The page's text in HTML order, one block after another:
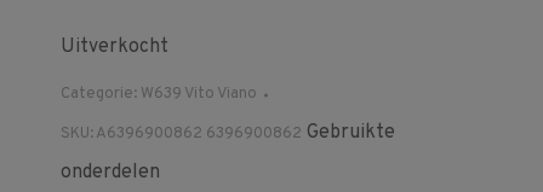
Uitverkocht
Categorie: W639 Vito Viano
SKU:A6396900862 6396900862 Gebruikte
onderdelen